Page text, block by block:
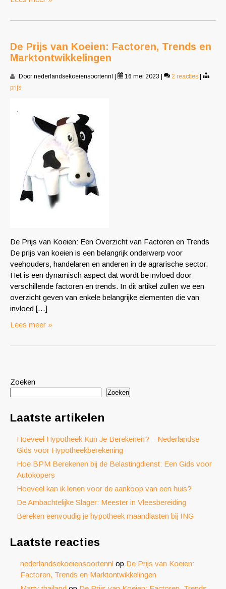
De Prijs van Koeien: Factoren, Trends en
Marktontwikkelingen
Door nederlandsekoeiensoortennl 16 mei 2023 2 reacties
prijs
De Prijs van Koeien: Een Overzicht van Factoren en Trends
De prijs van koeien is een belangrijk onderwerp voor
veehouders, handelaren en anderen in de agrarische sector.
Het is een dynamisch aspect dat wordt beïnvloed door
verschillende factoren en trends. In dit artikel zullen we een
overzicht geven van enkele belangrijke elementen die van
invloed […]
Lees meer »
Zoeken
Zoeken
Laatste artikelen
Hoeveel Hypotheek Kun Je Berekenen? – Nederlandse
Gids voor Hypotheekberekening
Hoe BPM Berekenen bij de Belastingdienst: Een Gids voor
Autokopers
Hoeveel kan ik lenen voor de aankoop van een huis?
De Ambachtelijke Slager: Meester in Vleesbereiding
Bereken eenvoudig je hypotheek maandlasten bij ING
Laatste reacties
nederlandsekoeiensoortennl op De Prijs van Koeien:
Factoren, Trends en Marktontwikkelingen